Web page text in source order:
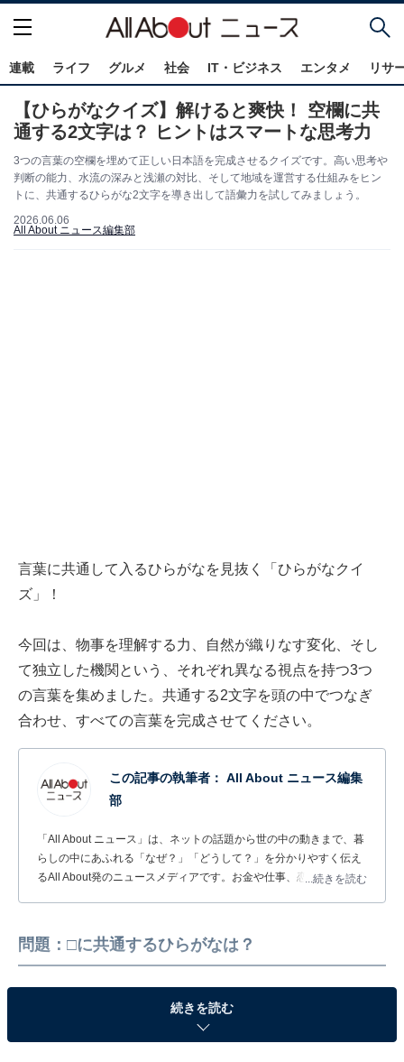
連載 ライフ グルメ 社会 IT・ビジネス エンタメ リサ
【ひらがなクイズ】解けると爽快！ 空欄に共
通する2文字は？ ヒントはスマートな思考力
3つの言葉の空欄を埋めて正しい日本語を完成させるクイズです。高い思考や
判断の能力、水流の深みと浅瀬の対比、そして地域を運営する仕組みをヒン
トに、共通するひらがな2文字を導き出して語彙力を試してみましょう。
2026.06.06
All About ニュース編集部
言葉に共通して入るひらがなを見抜く「ひらがなクイ
ズ」！
今回は、物事を理解する力、自然が織りなす変化、そし
て独立した機関という、それぞれ異なる視点を持つ3つ
の言葉を集めました。共通する2文字を頭の中でつなぎ
合わせ、すべての言葉を完成させてください。
この記事の執筆者： All About ニュース編集
部
「All About ニュース」は、ネットの話題から世の中の動きまで、暮
らしの中にあふれる「なぜ？」「どうして？」を分かりやすく伝え
るAll About発のニュースメディアです。お金や仕事、恋愛、ITに関
...続きを読む
問題：□に共通するひらがなは？
続きを読む